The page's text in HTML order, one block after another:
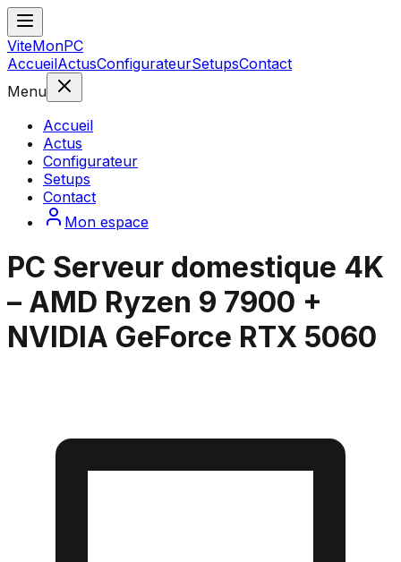
ViteMonPC
AccueilActusConfigurateurSetupsContact
Menu
Accueil
Actus
Configurateur
Setups
Contact
Mon espace
PC Serveur domestique 4K
– AMD Ryzen 9 7900 +
NVIDIA GeForce RTX 5060